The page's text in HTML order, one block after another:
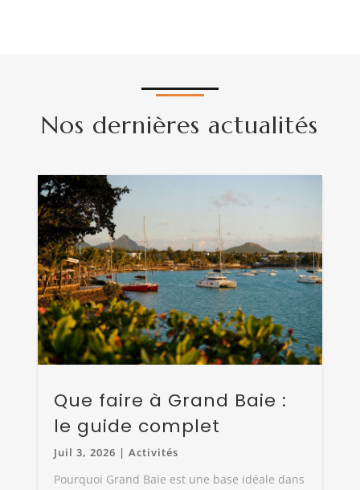
Nos dernières actualités
Que faire à Grand Baie :
le guide complet
Juil 3, 2026 | Activités
Pourquoi Grand Baie est une base idéale dans